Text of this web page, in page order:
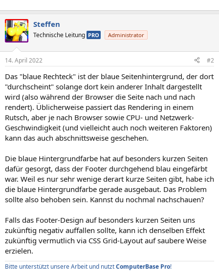
Steffen
Technische Leitung PRO Administrator
14. April 2022 #2
Das "blaue Rechteck" ist der blaue Seitenhintergrund, der dort
"durchscheint" solange dort kein anderer Inhalt dargestellt
wird (also während der Browser die Seite nach und nach
rendert). Üblicherweise passiert das Rendering in einem
Rutsch, aber je nach Browser sowie CPU- und Netzwerk-
Geschwindigkeit (und vielleicht auch noch weiteren Faktoren)
kann das auch abschnittsweise geschehen.
Die blaue Hintergrundfarbe hat auf besonders kurzen Seiten
dafür gesorgt, dass der Footer durchgehend blau eingefärbt
war. Weil es nur sehr wenige derart kurze Seiten gibt, habe ich
die blaue Hintergrundfarbe gerade ausgebaut. Das Problem
sollte also behoben sein. Kannst du nochmal nachschauen?
Falls das Footer-Design auf besonders kurzen Seiten uns
zukünftig negativ auffallen sollte, kann ich denselben Effekt
zukünftig vermutlich via CSS Grid-Layout auf saubere Weise
erzielen.
Bitte unterstützt unsere Arbeit und nutztComputerBase Pro!